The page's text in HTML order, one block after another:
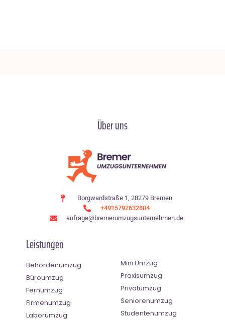
Über uns
Borgwardstraße 1, 28279 Bremen
+4915792632804
anfrage@bremerumzugsunternehmen.de
Leistungen
Behördenumzug
Büroumzug
Fernumzug
Firmenumzug
Laborumzug
Mini Umzug
Praxisumzug
Privatumzug
Seniorenumzug
Studentenumzug